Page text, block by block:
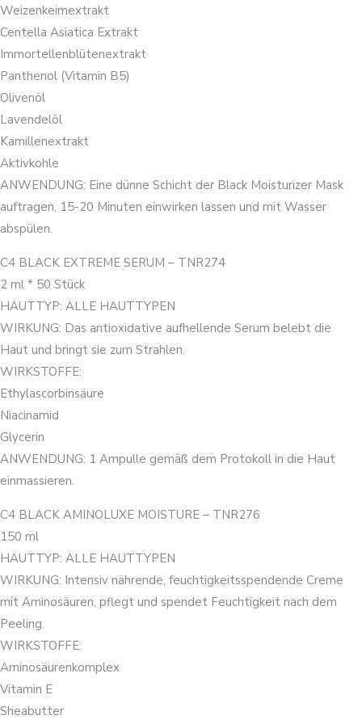
Weizenkeimextrakt
Centella Asiatica Extrakt
Immortellenblütenextrakt
Panthenol (Vitamin B5)
Olivenöl
Lavendelöl
Kamillenextrakt
Aktivkohle
ANWENDUNG: Eine dünne Schicht der Black Moisturizer Mask
auftragen, 15-20 Minuten einwirken lassen und mit Wasser
abspülen.
C4 BLACK EXTREME SERUM – TNR274
2 ml * 50 Stück
HAUTTYP: ALLE HAUTTYPEN
WIRKUNG: Das antioxidative aufhellende Serum belebt die
Haut und bringt sie zum Strahlen.
WIRKSTOFFE:
Ethylascorbinsäure
Niacinamid
Glycerin
ANWENDUNG: 1 Ampulle gemäß dem Protokoll in die Haut
einmassieren.
C4 BLACK AMINOLUXE MOISTURE – TNR276
150 ml
HAUTTYP: ALLE HAUTTYPEN
WIRKUNG: Intensiv nährende, feuchtigkeitsspendende Creme
mit Aminosäuren, pflegt und spendet Feuchtigkeit nach dem
Peeling.
WIRKSTOFFE:
Aminosäurenkomplex
Vitamin E
Sheabutter